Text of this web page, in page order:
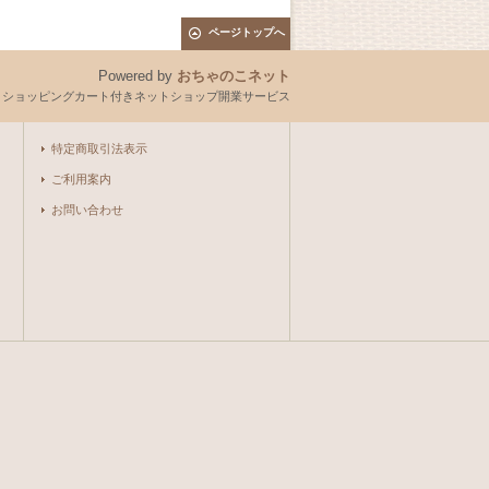
ページトップへ
Powered by おちゃのこネット
ョッピングカート付きネットショップ開業サービス
特定商取引法表示
ご利用案内
お問い合わせ